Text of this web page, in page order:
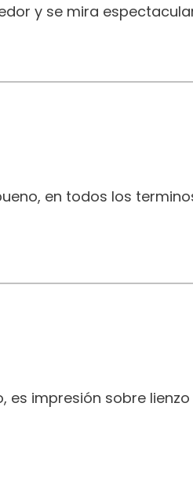
y se mira
en todos los
impresión sobre